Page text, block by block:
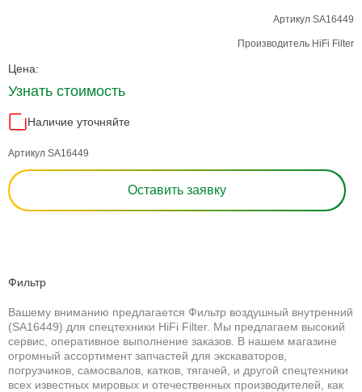
Артикул SA16449
Производитель HiFi Filter
Цена:
Узнать стоимость
Наличие уточняйте
Артикул SA16449
Оставить заявку
Фильтр
Вашему вниманию предлагается Фильтр воздушный внутренний
(SA16449) для спецтехники HiFi Filter. Мы предлагаем высокий
сервис, оперативное выполнение заказов. В нашем магазине
огромный ассортимент запчастей для экскаваторов,
погрузчиков, самосвалов, катков, тягачей, и другой спецтехники
всех известных мировых и отечественных производителей, как